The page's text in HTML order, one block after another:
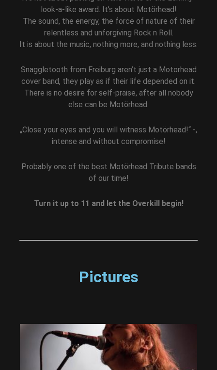
look-a-like award. It’s about Motörhead!
The sound, the energy, the force of nature of their
relentless and unforgiving Rock n Roll.
It is about the music, nothing more, and nothing less.
Snaggletooth from Freiburg aren’t just a Motorhead
cover band, they play as if their life depended on it.
There is no desire for self-praise, after all nobody
else can be Motörhead.
„Close your eyes and you will witness Motörhead!“ -,
intense and without compromise!
Probably one of the best Motörhead Tribute bands
of our time!
Turn it up to 11 and let the Overkill begin!
Pictures